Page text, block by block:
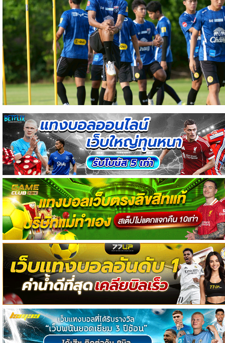
ข่าว
ฟุตบอล
ต่าง
ประเทศ
ข่าว
NBA
ข่าว
NFL
คอ
ลัม
นิ
สต์
วิเคราะห์
บอล
วิเคราะห์
NFL
วิเคราะห์
NBA
ทีเด็ด
บอล